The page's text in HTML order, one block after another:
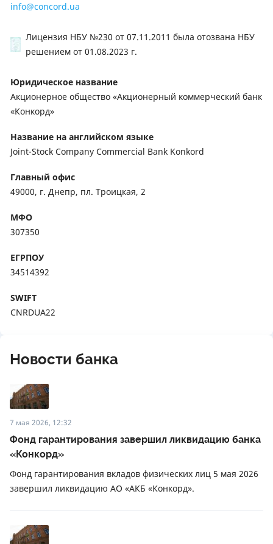
info@concord.ua
Лицензия НБУ №230 от 07.11.2011 была отозвана НБУ
решением от 01.08.2023 г.
Юридическое название
Акционерное общество «Акционерный коммерческий банк
«Конкорд»
Название на английском языке
Joint-Stock Company Commercial Bank Konkord
Главный офис
49000, г. Днепр, пл. Троицкая, 2
МФО
307350
ЕГРПОУ
34514392
SWIFT
CNRDUA22
Новости банка
7 мая 2026, 12:32
Фонд гарантирования завершил ликвидацию банка
«Конкорд»
Фонд гарантирования вкладов физических лиц 5 мая 2026
завершил ликвидацию АО «АКБ «Конкорд».